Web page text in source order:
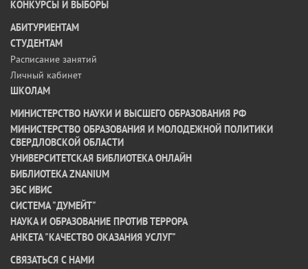
КОНКУРСЫ И ВЫБОРЫ
АБИТУРИЕНТАМ
СТУДЕНТАМ
Расписание занятий
Личный кабинет
ШКОЛАМ
МИНИСТЕРСТВО НАУКИ И ВЫСШЕГО ОБРАЗОВАНИЯ РФ
МИНИСТЕРСТВО ОБРАЗОВАНИЯ И МОЛОДЕЖНОЙ ПОЛИТИКИ
СВЕРДЛОВСКОЙ ОБЛАСТИ
УНИВЕРСИТЕТСКАЯ БИБЛИОТЕКА ОНЛАЙН
БИБЛИОТЕКА ZNANIUM
ЭБС ИВИС
СИСТЕМА "ДУМЕЙТ"
НАУКА И ОБРАЗОВАНИЕ ПРОТИВ ТЕРРОРА
АНКЕТА "КАЧЕСТВО ОКАЗАНИЯ УСЛУГ"
CВЯЗАТЬСЯ С НАМИ